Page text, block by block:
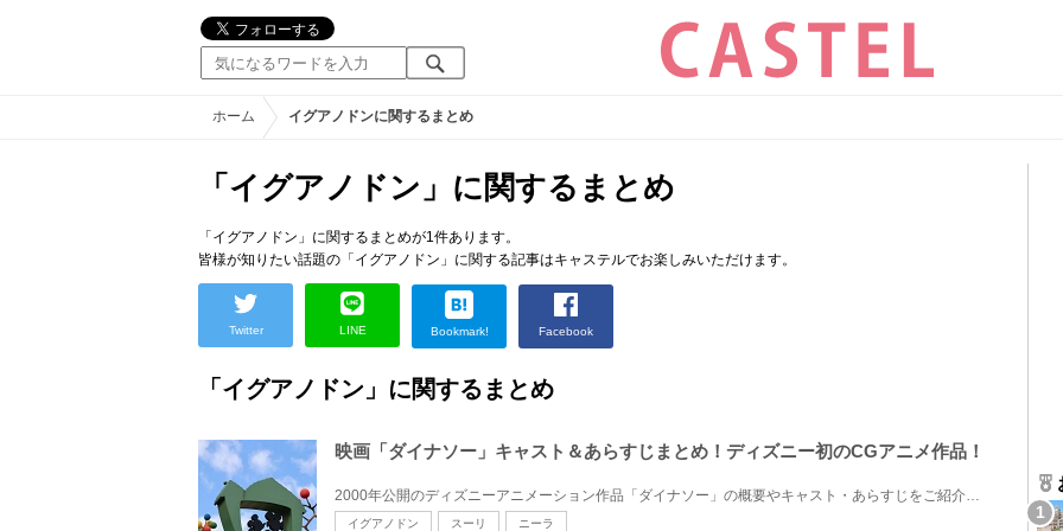
ホーム イグアノドンに関するまとめ
「イグアノドン」に関するまとめ
「イグアノドン」に関するまとめが1件あります。
皆様が知りたい話題の「イグアノドン」に関する記事はキャステルでお楽しみいただけます。
Twitter LINE Bookmark! Facebook
「イグアノドン」に関するまとめ
映画「ダイナソー」キャスト＆あらすじまとめ！ディズニー初のCGアニメ作品！
2000年公開のディズニーアニメーション作品「ダイナソー」の概要やキャスト・あらすじをご紹介します。2...
イグアノドン スーリ ニーラ